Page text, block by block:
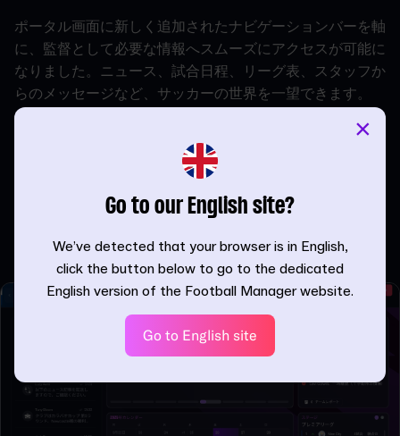
ポータル画面に新しく追加されたナビゲーションバーを軸
に、監督として必要な情報へスムーズにアクセスが可能に
なりました。ニュース、試合日程、リーグ表、スタッフか
らのメッセージなど、サッカーの世界を一望できます。
PC版やコンソール版と比べて各画面のタイル数が少なく
調整されており、Nintendo Switch™での操作に最適化さ
プレイ歴を問わず、誰でも安心してプレイできるよう、
意されています。
Go to our English site?
We’ve detected that your browser is in English,
click the button below to go to the dedicated
English version of the Football Manager website.
Go to English site
×